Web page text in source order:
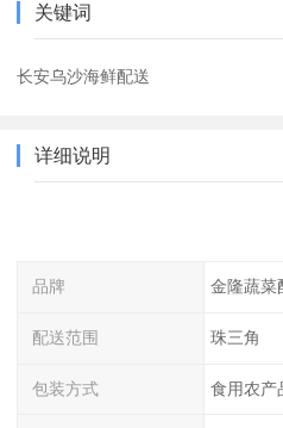
关键词
长安乌沙海鲜配送
详细说明
品牌 金隆蔬菜
配送范围 珠三角
包装方式 食用农产